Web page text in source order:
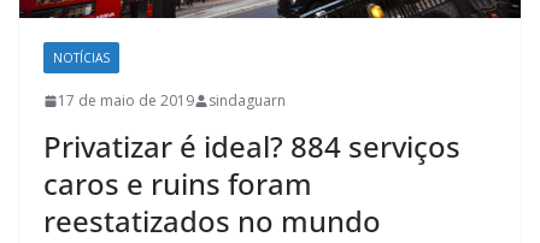
NOTÍCIAS
17 de maio de 2019 sindaguarn
Privatizar é ideal? 884 serviços
caros e ruins foram
reestatizados no mundo